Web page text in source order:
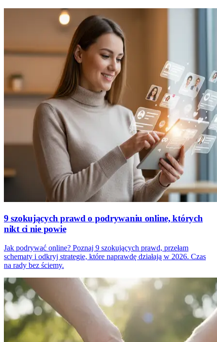
9 szokujących prawd o podrywaniu online, których
nikt ci nie powie
Jak podrywać online? Poznaj 9 szokujących prawd, przełam
schematy i odkryj strategie, które naprawdę działają w 2026. Czas
na rady bez ściemy.